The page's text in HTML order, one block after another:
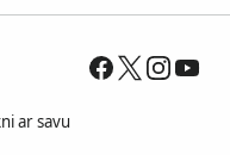
ar savu